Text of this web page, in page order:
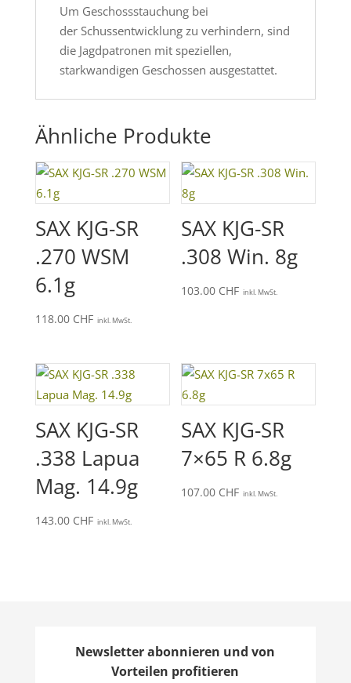
Um Geschossstauchung bei
der Schussentwicklung zu verhindern, sind
die Jagdpatronen mit speziellen,
starkwandigen Geschossen ausgestattet.
Ähnliche Produkte
SAX KJG-SR
.270 WSM
6.1g
118.00 CHF inkl. MwSt.
SAX KJG-SR
.308 Win. 8g
103.00 CHF inkl. MwSt.
SAX KJG-SR
.338 Lapua
Mag. 14.9g
143.00 CHF inkl. MwSt.
SAX KJG-SR
7×65 R 6.8g
107.00 CHF inkl. MwSt.
Newsletter abonnieren und von
Vorteilen profitieren